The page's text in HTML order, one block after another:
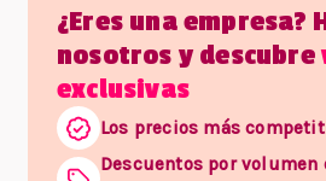
¿Eres una empresa?
nosotros y descubre
exclusivas
Los precios más
Descuentos por volumen